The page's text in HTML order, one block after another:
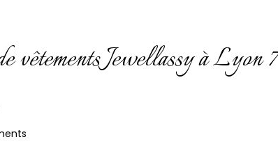
vêtements Jewellassy à Lyon 7